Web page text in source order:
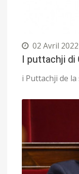
02 Avril 2022
I puttachji di
i Puttachji de la